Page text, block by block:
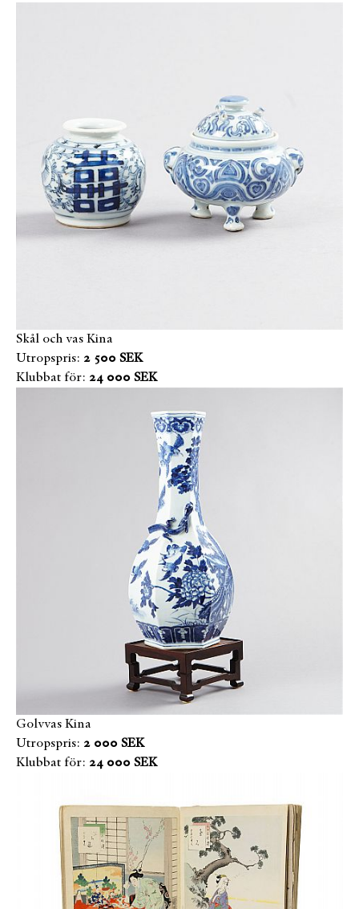
Skål och vas Kina
Utropspris: 2 500 SEK
Klubbat för: 24 000 SEK
Golvvas Kina
Utropspris: 2 000 SEK
Klubbat för: 24 000 SEK